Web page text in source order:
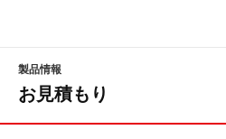
製品情報
お見積もり